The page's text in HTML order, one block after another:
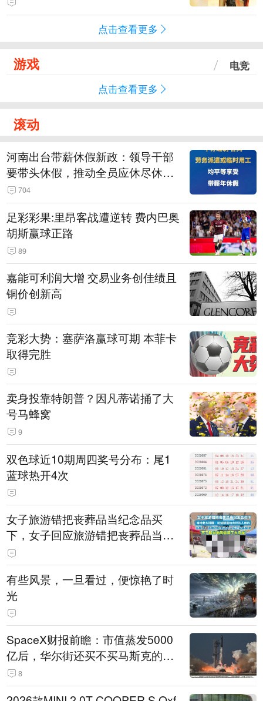
点击查看更多
游戏 电竞
点击查看更多
滚动
河南出台带薪休假新政：领导干部
要带头休假，推动全员应休尽休、
休满休足，对纸面休假、弄虚作假
的机关事业单位约谈通报、限期整
改
704
足彩彩果:里昂客战遭逆转 费内巴奥
胡斯赢球正路
89
嘉能可利润大增 交易业务创佳绩且
铜价创新高
竞彩大势：塞萨洛赢球可期 本菲卡
取得完胜
卖身投靠特朗普？因凡蒂诺捅了大
号马蜂窝
9
双色球近10期周四奖号分布：尾1
蓝球热开4次
女子旅游错把丧葬品当纪念品买
下，女子回应旅游错把丧葬品当纪
念品：已妥善解决，因自己无知闹
了大乌龙
有些风景，一旦看过，便惊艳了时
光
SpaceX财报前瞻：市值蒸发5000
亿后，华尔街还买不买马斯克的
账？
8